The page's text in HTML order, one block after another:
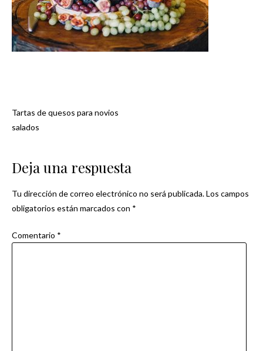
Navegación
Tartas de quesos para novios
salados
Deja una respuesta
Tu dirección de correo electrónico no será publicada.Los campos
obligatorios están marcados con *
Comentario *